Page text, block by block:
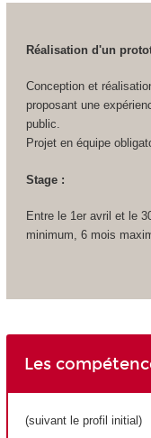
Réalisation d'un
Conception et
proposant une
public.
Projet en équipe
Stage :
Entre le 1er avril et le
minimum, 6 mois
Les
(suivant le profil initial)